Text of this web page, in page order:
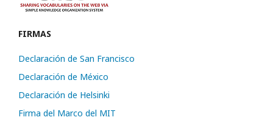
FIRMAS
Declaración de San Francisco
Declaración de México
Declaración de Helsinki
Firma del Marco del MIT